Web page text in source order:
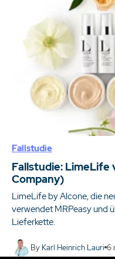
Fallstudie
Fallstudie: LimeLife
Company)
LimeLife by Alcone, die
verwendet MRPeasy und
Lieferkette.
By Karl Heinrich Lauri 6